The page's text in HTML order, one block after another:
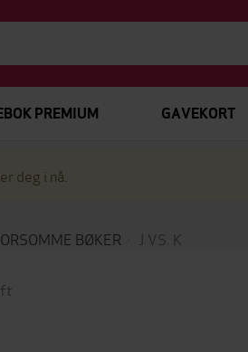
PREMIUM GAVEKORT
deg i nå.
BØKER J VS. K